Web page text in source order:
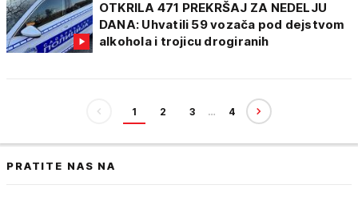
OTKRILA 471 PREKRŠAJ ZA NEDELJU
DANA: Uhvatili 59 vozača pod dejstvom
alkohola i trojicu drogiranih
1 2 3 … 4
PRATITE NAS NA